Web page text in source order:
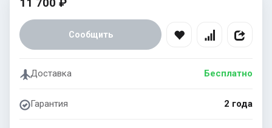
11 700 ₽
Сообщить
Доставка Бесплатно
Гарантия 2 года